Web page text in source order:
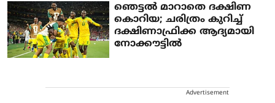
ഞെട്ടല്‍ മാറാതെ ദക്ഷിണ
കൊറിയ; ചരിത്രം കുറിച്ച്
ദക്ഷിണാഫ്രിക്ക ആദ്യമായി
നോക്കൗട്ടില്‍
Advertisement